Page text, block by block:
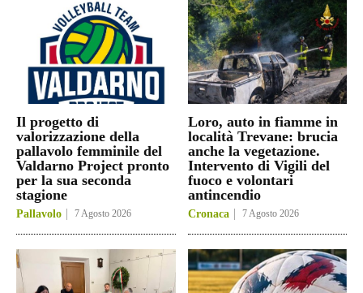
Il progetto di
valorizzazione della
pallavolo femminile del
Valdarno Project pronto
per la sua seconda
stagione
Pallavolo 7 Agosto 2026
Loro, auto in fiamme in
località Trevane: brucia
anche la vegetazione.
Intervento di Vigili del
fuoco e volontari
antincendio
Cronaca 7 Agosto 2026